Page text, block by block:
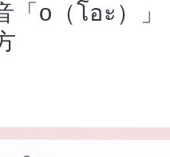
「o（โอะ）